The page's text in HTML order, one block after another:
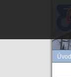
Úvod